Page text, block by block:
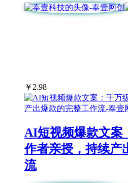
￥ 2.98
AI短视频爆款文案
作者亲授，持续产
流